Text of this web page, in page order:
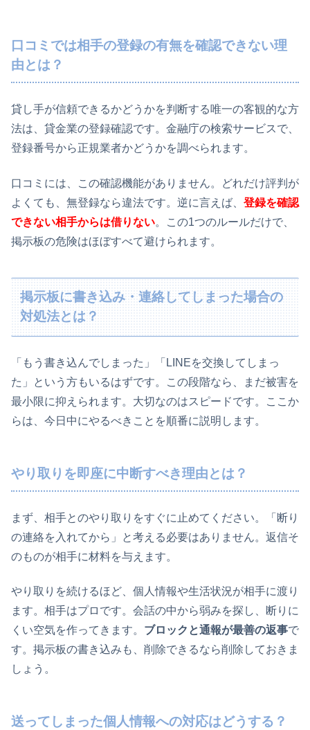
口コミでは相手の登録の有無を確認できない理
由とは？
貸し手が信頼できるかどうかを判断する唯一の客観的な方
法は、貸金業の登録確認です。金融庁の検索サービスで、
登録番号から正規業者かどうかを調べられます。
口コミには、この確認機能がありません。どれだけ評判が
よくても、無登録なら違法です。逆に言えば、 登録を確認
できない相手からは借りない。この1つのルールだけで、
掲示板の危険はほぼすべて避けられます。
掲示板に書き込み・連絡してしまった場合の
対処法とは？
「もう書き込んでしまった」「LINEを交換してしまっ
た」という方もいるはずです。この段階なら、まだ被害を
最小限に抑えられます。大切なのはスピードです。ここか
らは、今日中にやるべきことを順番に説明します。
やり取りを即座に中断すべき理由とは？
まず、相手とのやり取りをすぐに止めてください。「断り
の連絡を入れてから」と考える必要はありません。返信そ
のものが相手に材料を与えます。
やり取りを続けるほど、個人情報や生活状況が相手に渡り
ます。相手はプロです。会話の中から弱みを探し、断りに
くい空気を作ってきます。 ブロックと通報が最善の返事で
す。掲示板の書き込みも、削除できるなら削除しておきま
しょう。
送ってしまった個人情報への対応はどうする？